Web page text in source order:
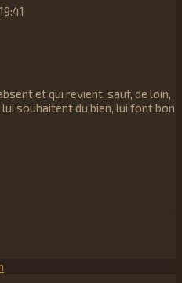
et qui revient, sauf, de loin,
souhaitent du bien, lui font bon